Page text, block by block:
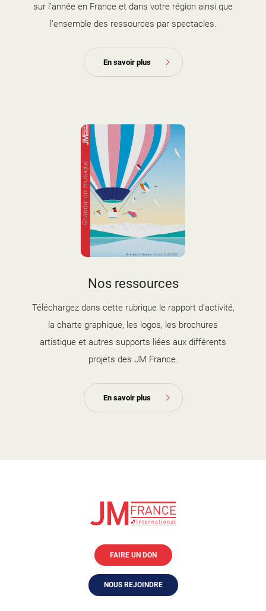
sur l’année en France et dans votre région ainsi que
l’ensemble des ressources par spectacles.
En savoir plus
2025-2026.jpg
Nos ressources
Téléchargez dans cette rubrique le rapport d'activité,
la charte graphique, les logos, les brochures
artistique et autres supports liées aux différents
projets des JM France.
En savoir plus
FAIRE UN DON
NOUS REJOINDRE